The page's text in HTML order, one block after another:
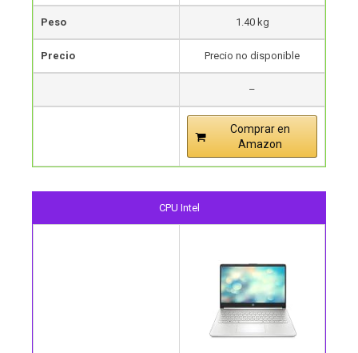
Peso 1.40 kg
Precio Precio no disponible
–
Comprar en
Amazon
CPU Intel